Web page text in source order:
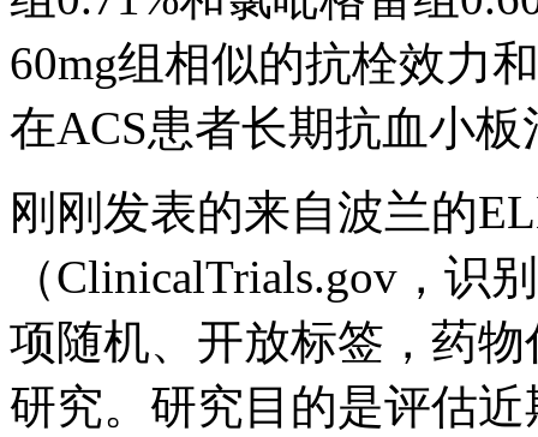
60mg组相似的抗栓效力
在ACS患者长期抗血小
刚刚发表的来自波兰的
（ClinicalTrials.gov，识
项随机、开放标签，药
研究。研究目的是评估